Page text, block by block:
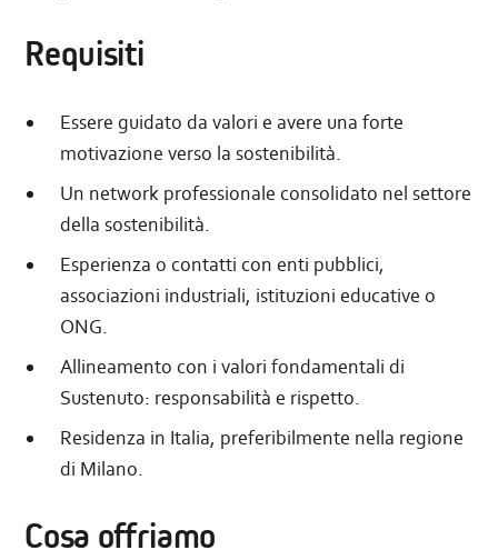
Requisiti
Essere guidato da valori e avere una forte
motivazione verso la sostenibilità.
Un network professionale consolidato nel settore
della sostenibilità.
Esperienza o contatti con enti pubblici,
associazioni industriali, istituzioni educative o
ONG.
Allineamento con i valori fondamentali di
Sustenuto: responsabilità e rispetto.
Residenza in Italia, preferibilmente nella regione
di Milano.
Cosa offriamo